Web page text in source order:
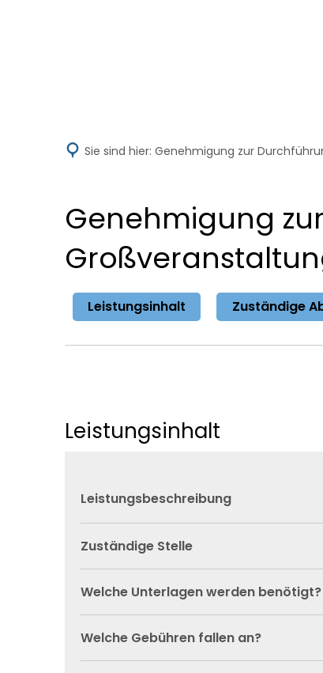
Sie sind hier: Genehmigung zur
Genehmigung
Leistungsinhalt Zuständige
Leistungsinhalt
Leistungsbeschreibung
Zuständige Stelle
Welche Unterlagen werden benötigt?
Welche Gebühren fallen an?